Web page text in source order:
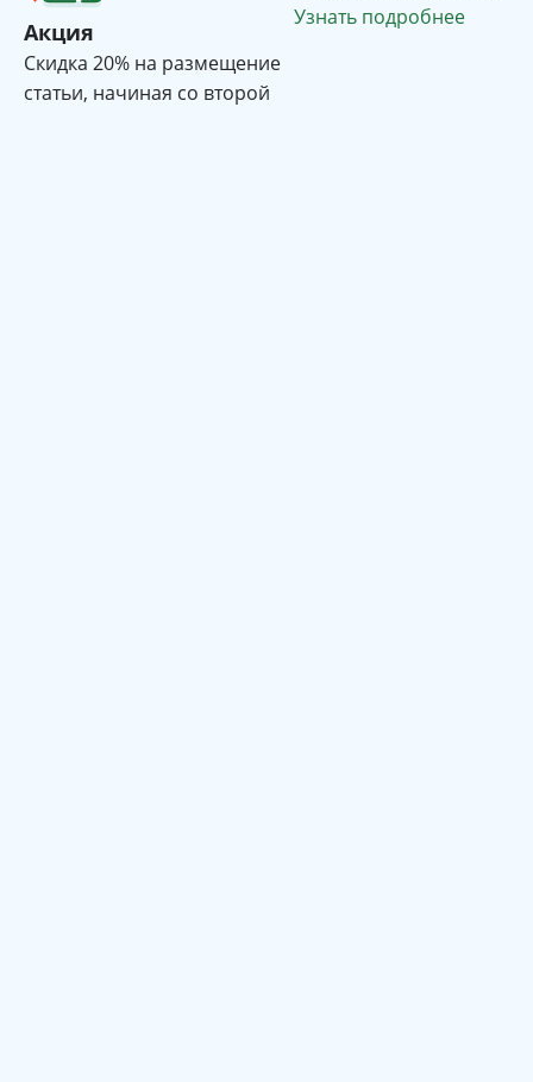
Акция
Cкидка 20% на размещение
статьи, начиная со второй
Узнать подробнее